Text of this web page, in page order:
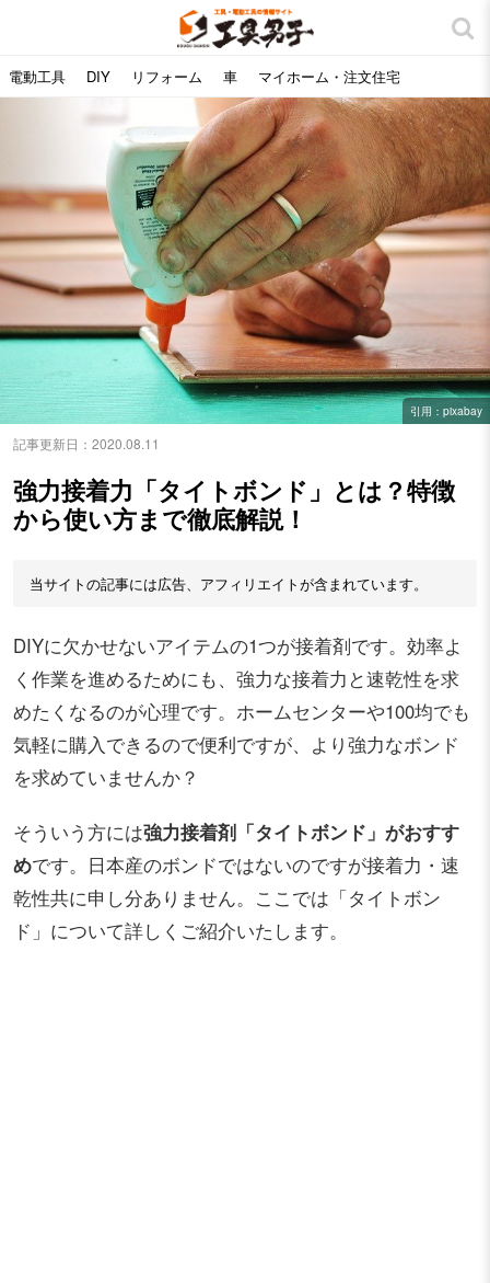
電動工具 DIY リフォーム 車 マイホーム・注文住宅
引用：pixabay
記事更新日： 2020.08.11
強力接着力「タイトボンド」とは？特徴
から使い方まで徹底解説！
当サイトの記事には広告、アフィリエイトが含まれています。
DIYに欠かせないアイテムの1つが接着剤です。効率よ
く作業を進めるためにも、強力な接着力と速乾性を求
めたくなるのが心理です。ホームセンターや100均でも
気軽に購入できるので便利ですが、より強力なボンド
を求めていませんか？
そういう方には強力接着剤「タイトボンド」がおすす
めです。日本産のボンドではないのですが接着力・速
乾性共に申し分ありません。ここでは「タイトボン
ド」について詳しくご紹介いたします。